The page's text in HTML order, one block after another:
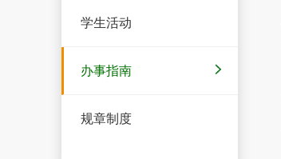
学生活动
办事指南
规章制度